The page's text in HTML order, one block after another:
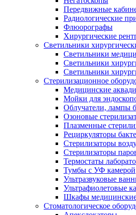
Передвижные
Радиологические
Флюорографы
Хирургические
Светильники
Светильники
Светильники
Светильники
Стерилизационное
Медицинские
Мойки для
Облучатели, лампы
Озоновые
Плазменные
Рециркуляторы
Стерилизаторы
Стерилизаторы
Термостаты
Тумбы с УФ камерой
Ультразвуковые
Ультрафиолетовые
Шкафы
Стоматологическое